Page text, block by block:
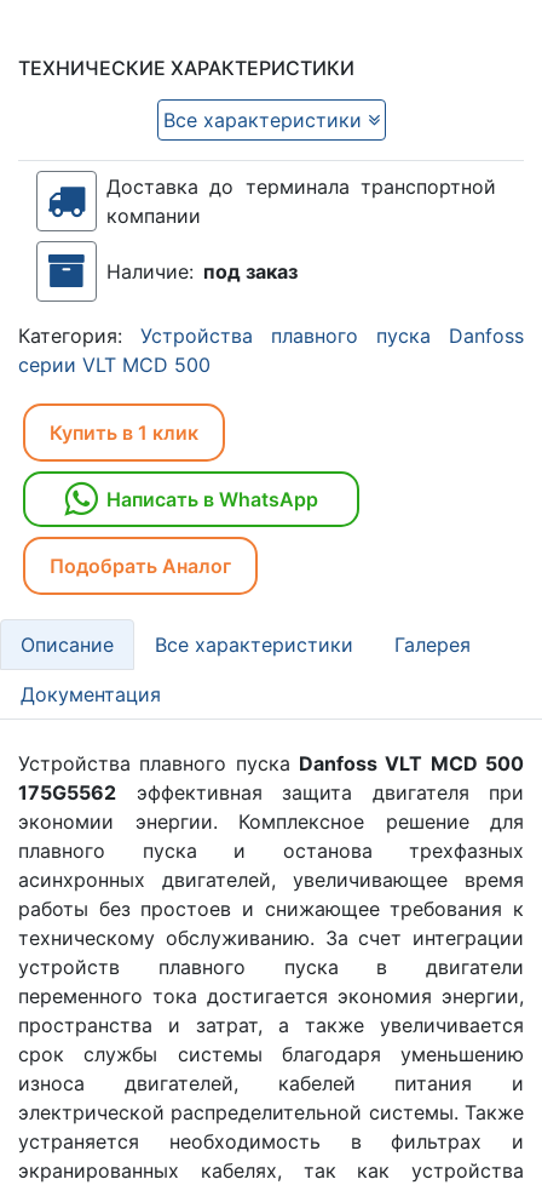
ТЕХНИЧЕСКИЕ ХАРАКТЕРИСТИКИ
Все характеристики
Доставка до терминала транспортной
компании
Наличие: под заказ
Категория: Устройства плавного пуска Danfoss
серии VLT MCD 500
Купить в 1 клик
Написать в WhatsApp
Подобрать Аналог
Описание Все характеристики Галерея
Документация
Устройства плавного пуска Danfoss VLT MCD 500
175G5562 эффективная защита двигателя при
экономии энергии. Комплексное решение для
плавного пуска и останова трехфазных
асинхронных двигателей, увеличивающее время
работы без простоев и снижающее требования к
техническому обслуживанию. За счет интеграции
устройств плавного пуска в двигатели
переменного тока достигается экономия энергии,
пространства и затрат, а также увеличивается
срок службы системы благодаря уменьшению
износа двигателей, кабелей питания и
электрической распределительной системы. Также
устраняется необходимость в фильтрах и
экранированных кабелях, так как устройства